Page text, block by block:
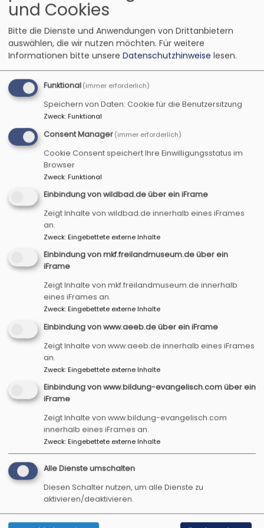
Startseite Aktuelles Programm
April-Juli 2026
Programmflyer
April-Juli 2026
Hier finden Sie unseren aktuellen Programmflyer
zum Herunterladen!
Programmflyer August bis Dezember 2026
1.92 MB
Programmflyer August bis Dezember 2026
Veranstaltungsübersicht
1.68 MB
Gerne können Sie unseren Programmflyer auch
per E-Mail erhalten. Dazu einfach unseren
Newsletterabonnieren!
und Cookies
Bitte die Dienste und Anwendungen von Drittanbietern
auswählen, die wir nutzen möchten. Für weitere
Informationen bitte unsere Datenschutzhinweise lesen.
Funktional(immer erforderlich)
Speichern von Daten: Cookie für die Benutzersitzung
Zweck:Funktional
Consent Manager(immer erforderlich)
Cookie Consent speichert Ihre Einwilligungsstatus im
Browser
Zweck:Funktional
Einbindung von wildbad.de über ein iFrame
Zeigt Inhalte von wildbad.de innerhalb eines iFrames
an.
Zweck:Eingebettete externe Inhalte
Einbindung von mkf.freilandmuseum.de über ein
iFrame
Zeigt Inhalte von mkf.freilandmuseum.de innerhalb
eines iFrames an.
Zweck:Eingebettete externe Inhalte
Einbindung von www.aeeb.de über ein iFrame
Zeigt Inhalte von www.aeeb.de innerhalb eines iFrames
an.
Zweck:Eingebettete externe Inhalte
Einbindung von www.bildung-evangelisch.com über ein
iFrame
Zeigt Inhalte von www.bildung-evangelisch.com
innerhalb eines iFrames an.
Zweck:Eingebettete externe Inhalte
Alle Dienste umschalten
Diesen Schalter nutzen, um alle Dienste zu
aktivieren/deaktivieren.